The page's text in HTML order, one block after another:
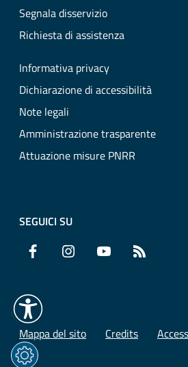
Segnala disservizio
Richiesta di assistenza
Informativa privacy
Dichiarazione di accessibilità
Note legali
Amministrazione trasparente
Attuazione misure PNRR
SEGUICI SU
Facebook Instagram YouTube
Mappa del sito Credits